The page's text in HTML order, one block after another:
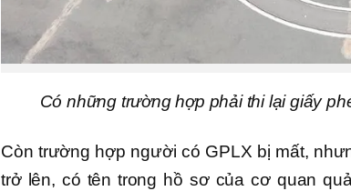
Có những trường hợp phải thi lại giấy
Còn trường hợp người có GPLX bị mất,
trở lên, có tên trong hồ sơ của cơ quan